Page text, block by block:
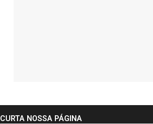
CURTA NOSSA PÁGINA